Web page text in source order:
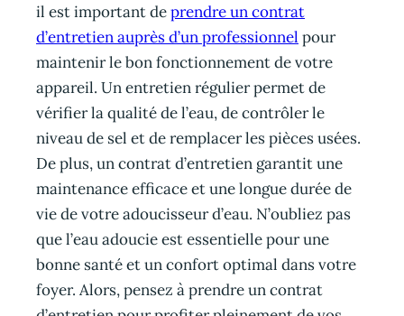
il est important deprendre un contrat
d’entretien auprès d’un professionnel pour
maintenir le bon fonctionnement de votre
appareil. Un entretien régulier permet de
vérifier la qualité de l’eau, de contrôler le
niveau de sel et de remplacer les pièces usées.
De plus, un contrat d’entretien garantit une
maintenance efficace et une longue durée de
vie de votre adoucisseur d’eau. N’oubliez pas
que l’eau adoucie est essentielle pour une
bonne santé et un confort optimal dans votre
foyer. Alors, pensez à prendre un contrat